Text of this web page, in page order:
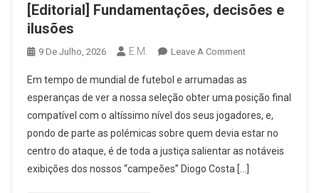
[Editorial] Fundamentações, decisões e
ilusões
9 De Julho, 2026 E.M. Leave A CommentOn
Fundamentações,
Decisões
E
Ilusões
Em tempo de mundial de futebol e arrumadas as
esperanças de ver a nossa seleção obter uma posição final
compatível com o altíssimo nível dos seus jogadores, e,
pondo de parte as polémicas sobre quem devia estar no
centro do ataque, é de toda a justiça salientar as notáveis
exibições dos nossos “campeões” Diogo Costa […]